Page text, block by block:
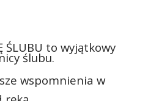
ŚLUBU to wyjątkowy
ślubu.
wspomnienia w